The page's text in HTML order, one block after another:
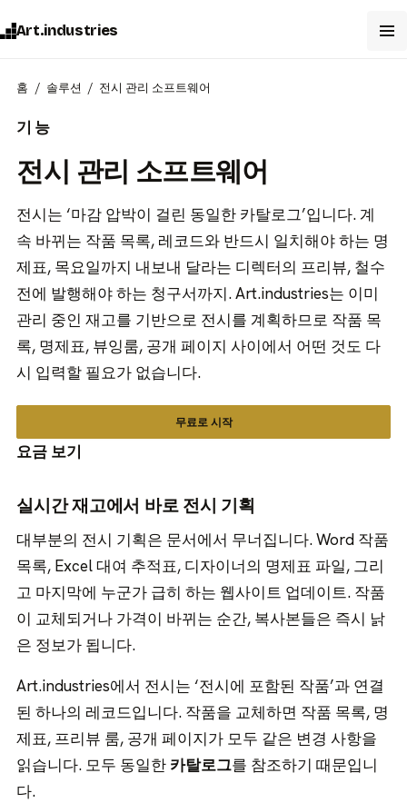
Art.industries
홈 솔루션 전시 관리 소프트웨어
기능
전시 관리 소프트웨어
전시는 ‘마감 압박이 걸린 동일한 카탈로그’입니다. 계
속 바뀌는 작품 목록, 레코드와 반드시 일치해야 하는 명
제표, 목요일까지 내보내 달라는 디렉터의 프리뷰, 철수
전에 발행해야 하는 청구서까지. Art.industries는 이미
관리 중인 재고를 기반으로 전시를 계획하므로 작품 목
록, 명제표, 뷰잉룸, 공개 페이지 사이에서 어떤 것도 다
시 입력할 필요가 없습니다.
무료로 시작
요금 보기
실시간 재고에서 바로 전시 기획
대부분의 전시 기획은 문서에서 무너집니다. Word 작품
목록, Excel 대여 추적표, 디자이너의 명제표 파일, 그리
고 마지막에 누군가 급히 하는 웹사이트 업데이트. 작품
이 교체되거나 가격이 바뀌는 순간, 복사본들은 즉시 낡
은 정보가 됩니다.
Art.industries에서 전시는 ‘전시에 포함된 작품’과 연결
된 하나의 레코드입니다. 작품을 교체하면 작품 목록, 명
제표, 프리뷰 룸, 공개 페이지가 모두 같은 변경 사항을
읽습니다. 모두 동일한 카탈로그를 참조하기 때문입니
다.